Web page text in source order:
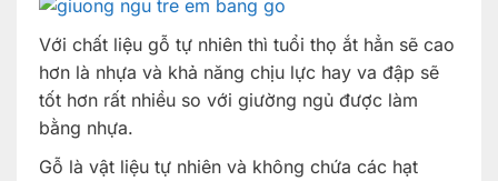
Với chất liệu gỗ tự nhiên thì tuổi thọ ắt hẳn sẽ cao
hơn là nhựa và khả năng chịu lực hay va đập sẽ
tốt hơn rất nhiều so với giường ngủ được làm
bằng nhựa.
Gỗ là vật liệu tự nhiên và không chứa các hạt